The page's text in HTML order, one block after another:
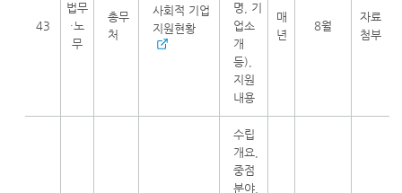
43
법무
·노
무
총무
처
사회적 기업
지원현황
명, 기
업소
개
등),
지원
내용
매
년
8월
자료
첨부
수립
개요,
중점
분야,